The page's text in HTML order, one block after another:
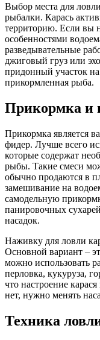
Выбор места для
рыбалки. Карась
территорию. Если вы
особенностями
разведывательные
джиговый груз или
придонный участок на
прикормленная рыба.
Прикормка и
Прикормка является
фидер. Лучше всего
которые содержат
рыбы. Такие смеси
обычно продаются в
замешивание на
самодельную
панировочных
насадок.
Наживку для ловли
Основной вариант –
можно использовать
перловка, кукуруза,
что настроение
нет, нужно менять
Техника